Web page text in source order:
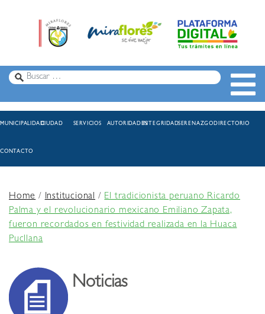
MUNICIPALIDADCIUDAD SERVICIOS AUTORIDADESINTEGRIDADSERENAZGODIRECTORIO
CONTACTO
Home/Institucional /El tradicionista peruano Ricardo
Palma y el revolucionario mexicano Emiliano Zapata,
fueron recordados en festividad realizada en la Huaca
Pucllana
Noticias